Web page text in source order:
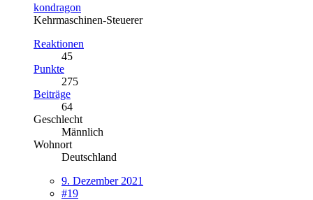
kondragon
Kehrmaschinen-Steuerer
Reaktionen
45
Punkte
275
Beiträge
64
Geschlecht
Männlich
Wohnort
Deutschland
9. Dezember 2021
#19